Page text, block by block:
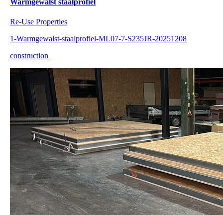
Warmgewalst staalprofiel
Re-Use Properties
1-Warmgewalst-staalprofiel-ML07-7-S235JR-20251208
construction